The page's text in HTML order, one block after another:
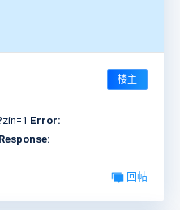
楼主
Error:
Response:
回帖